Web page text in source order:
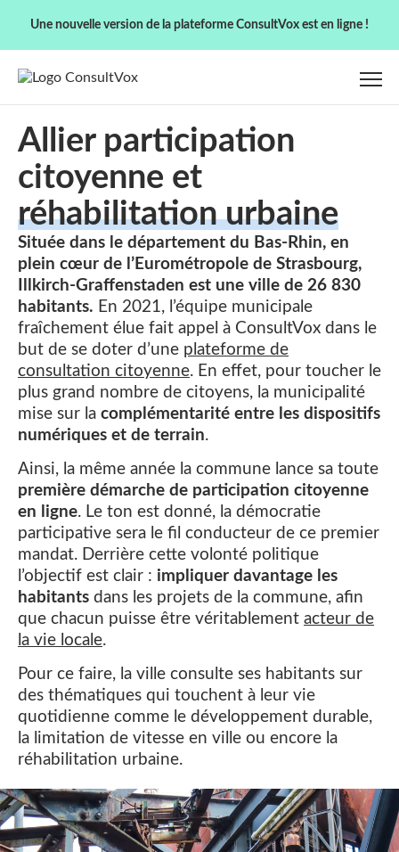
Une nouvelle version de la plateforme ConsultVox est en ligne !
Allier participation
citoyenne et
réhabilitation urbaine
Située dans le département du Bas-Rhin, en
plein cœur de l’Eurométropole de Strasbourg,
Illkirch-Graffenstaden est une ville de 26 830
habitants. En 2021, l’équipe municipale
fraîchement élue fait appel à ConsultVox dans le
but de se doter d’une plateforme de
consultation citoyenne. En effet, pour toucher le
plus grand nombre de citoyens, la municipalité
mise sur la complémentarité entre les dispositifs
numériques et de terrain.
Ainsi, la même année la commune lance sa toute
première démarche de participation citoyenne
en ligne. Le ton est donné, la démocratie
participative sera le fil conducteur de ce premier
mandat. Derrière cette volonté politique
l’objectif est clair : impliquer davantage les
habitants dans les projets de la commune, afin
que chacun puisse être véritablement acteur de
la vie locale.
Pour ce faire, la ville consulte ses habitants sur
des thématiques qui touchent à leur vie
quotidienne comme le développement durable,
la limitation de vitesse en ville ou encore la
réhabilitation urbaine.